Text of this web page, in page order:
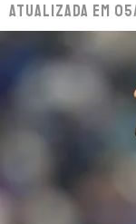
Atualizada em